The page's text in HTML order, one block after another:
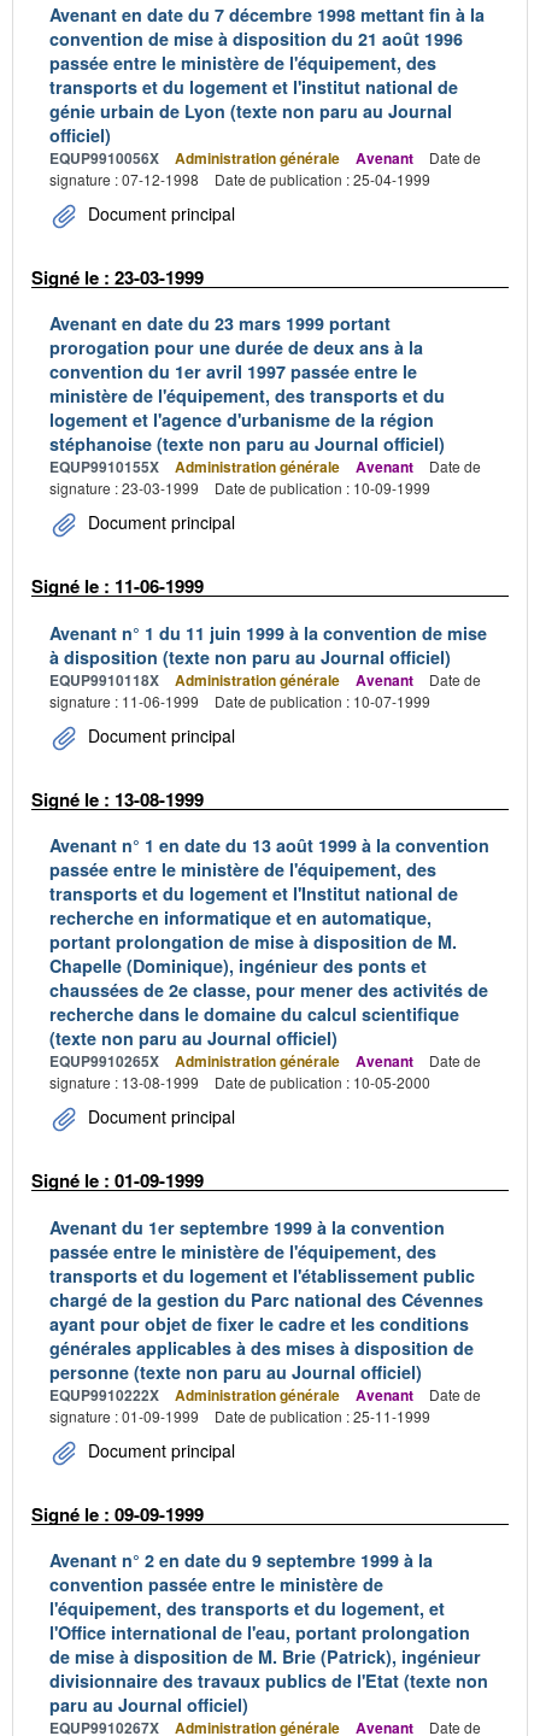
Avenant en date du 7 décembre 1998 mettant fin à la
convention de mise à disposition du 21 août 1996
passée entre le ministère de l'équipement, des
transports et du logement et l'institut national de
génie urbain de Lyon (texte non paru au Journal
officiel)
EQUP9910056X Administration générale Avenant
Date de
signature : 07-12-1998
Date de publication : 25-04-1999
Document principal
Signé le : 23-03-1999
Avenant en date du 23 mars 1999 portant
prorogation pour une durée de deux ans à la
convention du 1er avril 1997 passée entre le
ministère de l'équipement, des transports et du
logement et l'agence d'urbanisme de la région
stéphanoise (texte non paru au Journal officiel)
EQUP9910155X Administration générale Avenant
Date de
signature : 23-03-1999
Date de publication : 10-09-1999
Document principal
Signé le : 11-06-1999
Avenant n° 1 du 11 juin 1999 à la convention de mise
à disposition (texte non paru au Journal officiel)
EQUP9910118X Administration générale Avenant
Date de
signature : 11-06-1999
Date de publication : 10-07-1999
Document principal
Signé le : 13-08-1999
Avenant n° 1 en date du 13 août 1999 à la convention
passée entre le ministère de l'équipement, des
transports et du logement et l'Institut national de
recherche en informatique et en automatique,
portant prolongation de mise à disposition de M.
Chapelle (Dominique), ingénieur des ponts et
chaussées de 2e classe, pour mener des activités de
recherche dans le domaine du calcul scientifique
(texte non paru au Journal officiel)
EQUP9910265X Administration générale Avenant
Date de
signature : 13-08-1999
Date de publication : 10-05-2000
Document principal
Signé le : 01-09-1999
Avenant du 1er septembre 1999 à la convention
passée entre le ministère de l'équipement, des
transports et du logement et l'établissement public
chargé de la gestion du Parc national des Cévennes
ayant pour objet de fixer le cadre et les conditions
générales applicables à des mises à disposition de
personne (texte non paru au Journal officiel)
EQUP9910222X Administration générale Avenant
Date de
signature : 01-09-1999
Date de publication : 25-11-1999
Document principal
Signé le : 09-09-1999
Avenant n° 2 en date du 9 septembre 1999 à la
convention passée entre le ministère de
l'équipement, des transports et du logement, et
l'Office international de l'eau, portant prolongation
de mise à disposition de M. Brie (Patrick), ingénieur
divisionnaire des travaux publics de l'Etat (texte non
paru au Journal officiel)
EQUP9910267X Administration générale Avenant Date de